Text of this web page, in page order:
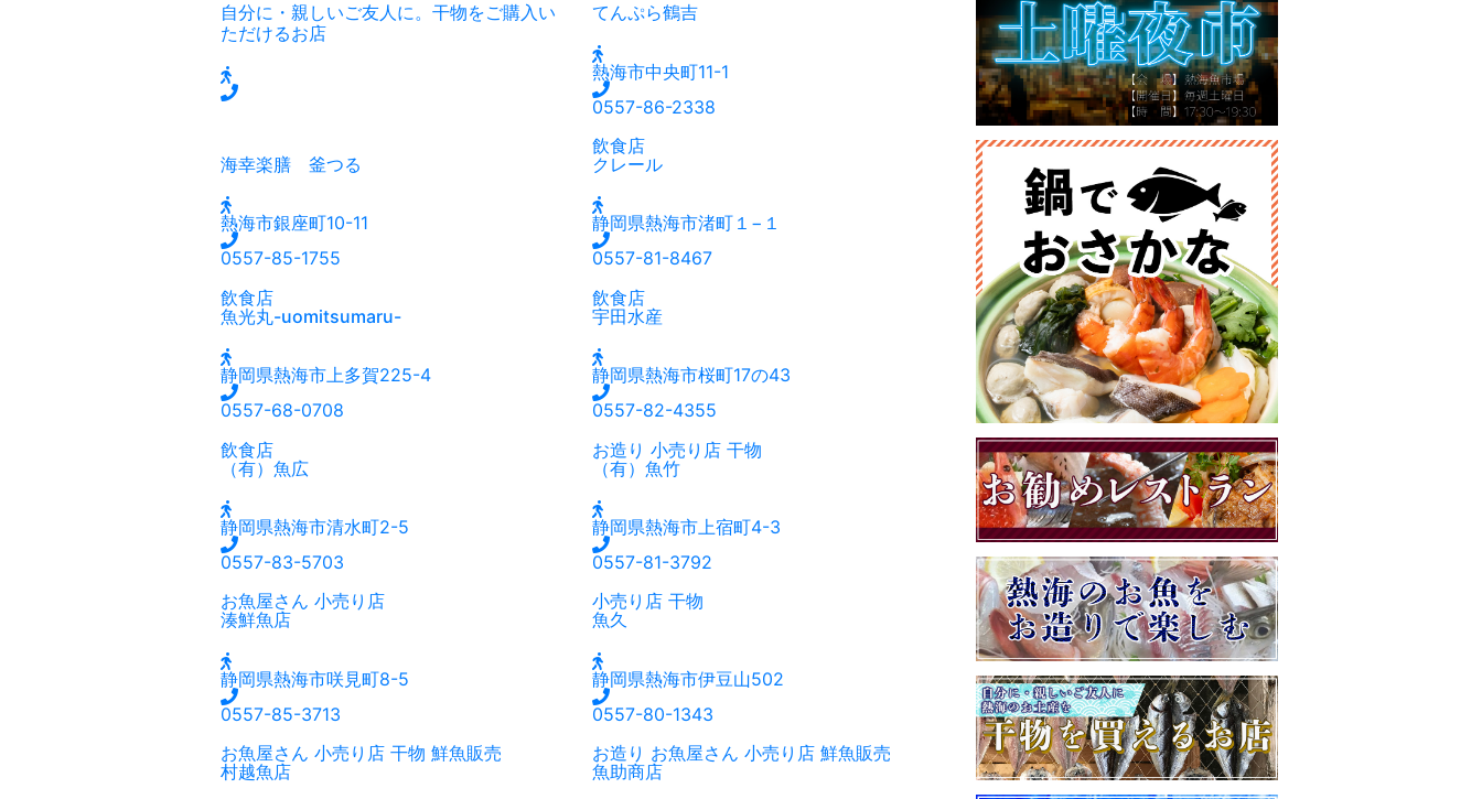
自分に・親しいご友人に。干物をご購入い
ただけるお店
てんぷら鶴吉
熱海市中央町11-1
0557-86-2338
飲食店
海幸楽膳 釜つる
熱海市銀座町10-11
0557-85-1755
飲食店
クレール
静岡県熱海市渚町１−１
0557-81-8467
飲食店
魚光丸-uomitsumaru-
静岡県熱海市上多賀225-4
0557-68-0708
飲食店
宇田水産
静岡県熱海市桜町17の43
0557-82-4355
お造り 小売り店 干物
（有）魚広
静岡県熱海市清水町2-5
0557-83-5703
お魚屋さん 小売り店
（有）魚竹
静岡県熱海市上宿町4-3
0557-81-3792
小売り店 干物
湊鮮魚店
静岡県熱海市咲見町8-5
0557-85-3713
お魚屋さん 小売り店 干物 鮮魚販売
魚久
静岡県熱海市伊豆山502
0557-80-1343
お造り お魚屋さん 小売り店 鮮魚販売
村越魚店
魚助商店